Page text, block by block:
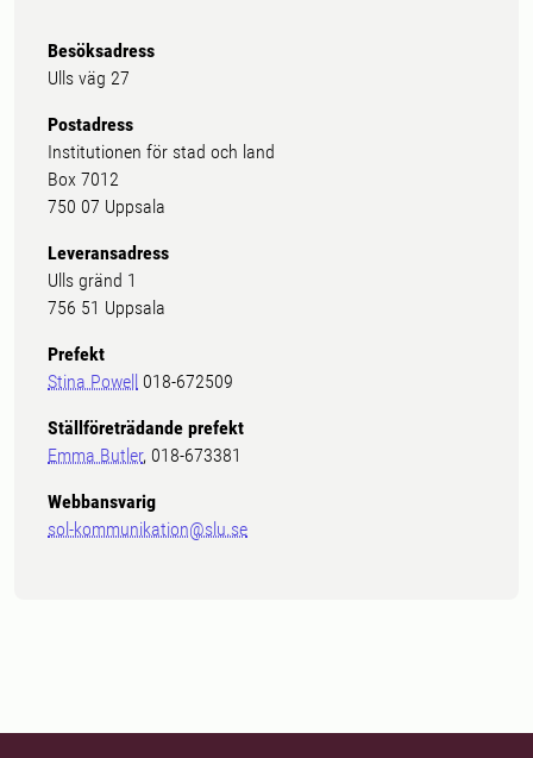
Besöksadress
Ulls väg 27
Postadress
Institutionen för stad och land
Box 7012
750 07 Uppsala
Leveransadress
Ulls gränd 1
756 51 Uppsala
Prefekt
Stina Powell 018-672509
Ställföreträdande prefekt
Emma Butler, 018-673381
Webbansvarig
sol-kommunikation@slu.se